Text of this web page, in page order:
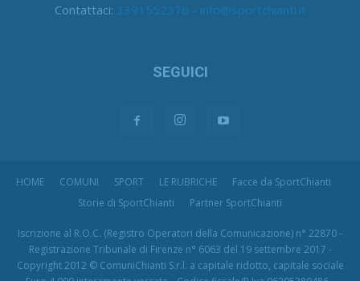
Contattaci: 3391552376 - info@sportchianti.it
SEGUICI
HOME COMUNI SPORT LE RUBRICHE
Facce da SportChianti
Storie di SportChianti
Partner SportChianti
Iscrizione al R.O.C. (Registro Operatori della Comunicazione) n° 22870 -
Registrazione Tribunale di Firenze n° 6063 del 19 settembre 2017 -
Copyright 2012 © ComuniChianti S.r.l. a capitale ridotto, capitale sociale